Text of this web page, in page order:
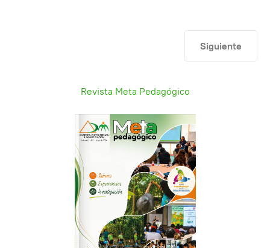
Artículo
Siguiente
Revista Meta Pedagógico